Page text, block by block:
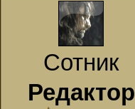
Сотник
Редактор